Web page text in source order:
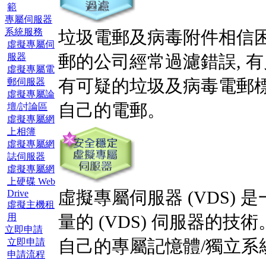
範
專屬伺服器
系統服務
虛擬專屬伺
服器
虛擬專屬電
郵伺服器
虛擬專屬論
壇/討論區
虛擬專屬網
上相簿
虛擬專屬網
誌伺服器
虛擬專屬網
上硬碟 Web
Drive
虛擬主機租
用
立即申請
立即申請
申請流程
垃圾電郵及病毒附件相信
郵的公司經常過濾錯誤,
有可疑的垃圾及病毒電郵
自己的電郵。
虛擬專屬伺服器 (VDS)
量的 (VDS) 伺服器的技
自己的專屬記憶體/獨立